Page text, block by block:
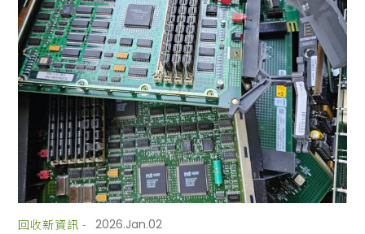
回收新資訊 - 2026.Jan.02